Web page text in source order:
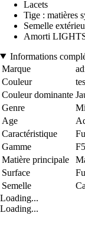
Lacets
Tige : matières
Semelle
Amorti
Informations
Marque
Couleur
Couleur dominante
Genre
Age
Caractéristique
Gamme
Matière principale
Surface
Semelle
Loading...
Loading...